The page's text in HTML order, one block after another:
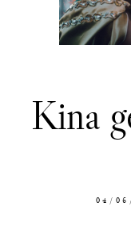
Kina
04/